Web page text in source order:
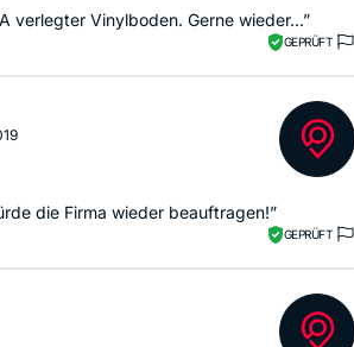
verlegter Vinylboden. Gerne wieder...”
GEPRÜFT
die Firma wieder beauftragen!”
GEPRÜFT